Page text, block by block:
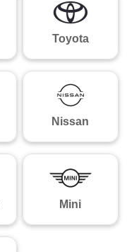
Toyota
Nissan
Mini